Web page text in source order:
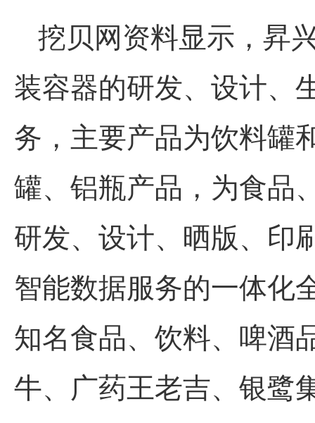
挖贝网资料显示，昇
装容器的研发、设计、
务，主要产品为饮料罐
罐、铝瓶产品，为食品
研发、设计、晒版、印
智能数据服务的一体化
知名食品、饮料、啤酒
牛、广药王老吉、银鹭